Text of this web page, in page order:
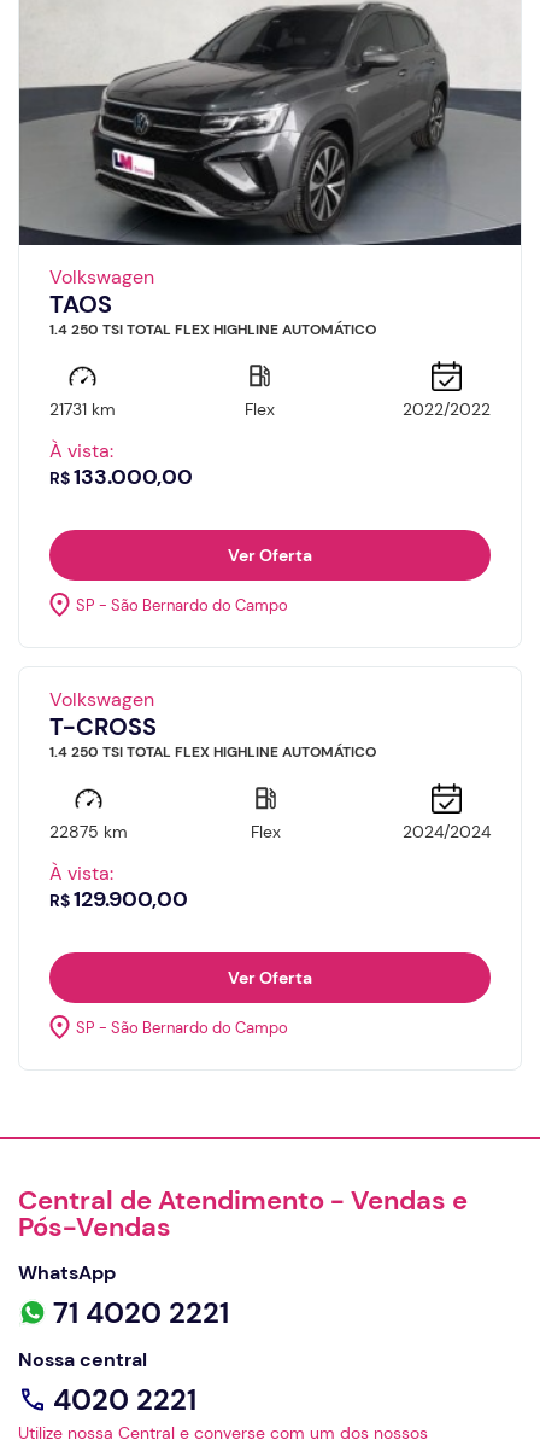
Volkswagen
TAOS
1.4 250 TSI TOTAL FLEX HIGHLINE AUTOMÁTICO
21731 km Flex 2022/2022
À vista:
R$133.000,00
Ver Oferta
SP - São Bernardo do Campo
Volkswagen
T-CROSS
1.4 250 TSI TOTAL FLEX HIGHLINE AUTOMÁTICO
22875 km Flex 2024/2024
À vista:
R$129.900,00
Ver Oferta
SP - São Bernardo do Campo
Central de Atendimento - Vendas e
Pós-Vendas
WhatsApp
71 4020 2221
Nossa central
4020 2221
Utilize nossa Central e converse com um dos nossos